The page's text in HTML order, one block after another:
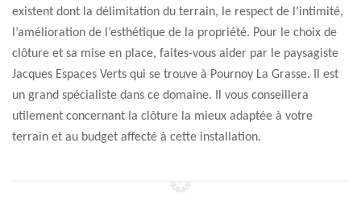
existent dont la délimitation du terrain, le respect de l’intimité,
l’amélioration de l’esthétique de la propriété. Pour le choix de
clôture et sa mise en place, faites-vous aider par le paysagiste
Jacques Espaces Verts qui se trouve à Pournoy La Grasse. Il est
un grand spécialiste dans ce domaine. Il vous conseillera
utilement concernant la clôture la mieux adaptée à votre
terrain et au budget affecté à cette installation.